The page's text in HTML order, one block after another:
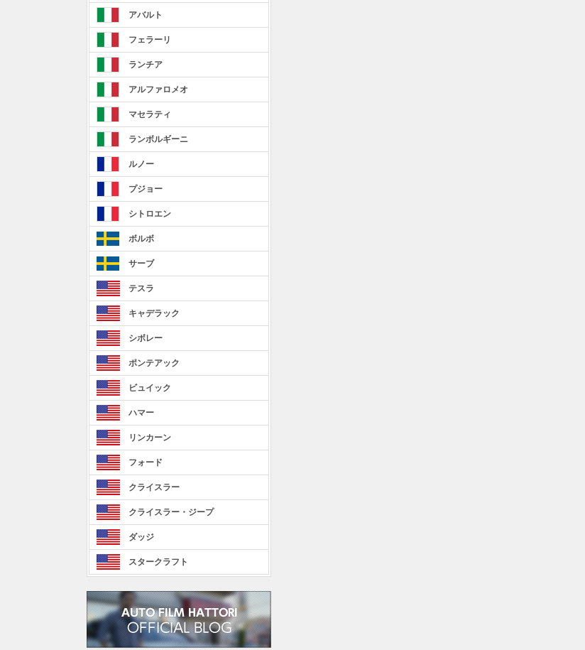
アバルト
フェラーリ
ランチア
アルファロメオ
マセラティ
ランボルギーニ
ルノー
プジョー
シトロエン
ボルボ
サーブ
テスラ
キャデラック
シボレー
ポンテアック
ビュイック
ハマー
リンカーン
フォード
クライスラー
クライスラー・ジープ
ダッジ
スタークラフト